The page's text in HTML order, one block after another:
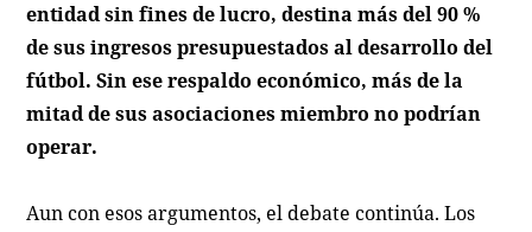
entidad sin fines de lucro, destina más del 90 %
de sus ingresos presupuestados al desarrollo del
fútbol. Sin ese respaldo económico, más de la
mitad de sus asociaciones miembro no podrían
operar.
Aun con esos argumentos, el debate continúa. Los